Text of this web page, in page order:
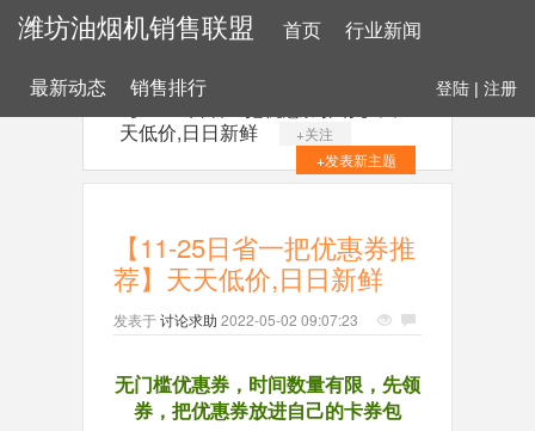
潍坊油烟机销售联盟 首页 行业新闻
最新动态 销售排行 登陆 | 注册
天低价,日日新鲜
+关注
+发表新主题
【11-25日省一把优惠券推
荐】天天低价,日日新鲜
发表于讨论求助 2022-05-02 09:07:23
无门槛优惠券，时间数量有限，先领
券，把优惠券放进自己的卡券包